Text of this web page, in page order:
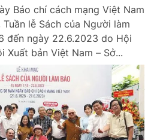
Báo chí cách mạng Việt Nam
Tuần lễ Sách của Người làm
đến ngày 22.6.2023 do Hội
Xuất bản Việt Nam – Sở...